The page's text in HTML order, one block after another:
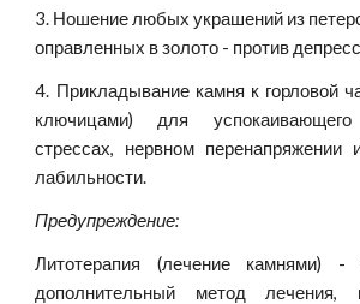
3. Ношение любых украшений из
оправленных в золото - против
4. Прикладывание камня к горловой
ключицами) для
стрессах, нервном перенапряжении
лабильности.
Предупреждение:
Литотерапия (лечение камнями)
дополнительный метод